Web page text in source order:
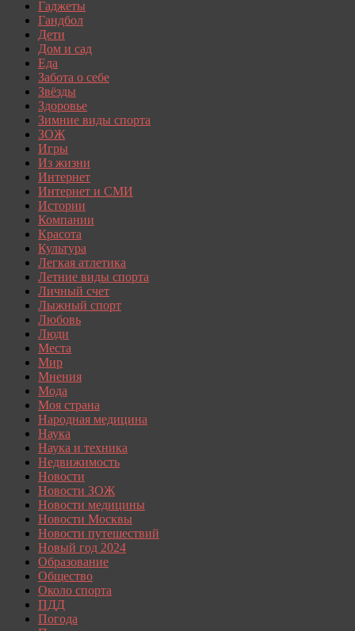
Гаджеты
Гандбол
Дети
Дом и сад
Еда
Забота о себе
Звёзды
Здоровье
Зимние виды спорта
ЗОЖ
Игры
Из жизни
Интернет
Интернет и СМИ
Истории
Компании
Красота
Культура
Легкая атлетика
Летние виды спорта
Личный счет
Лыжный спорт
Любовь
Люди
Места
Мир
Мнения
Мода
Моя страна
Народная медицина
Наука
Наука и техника
Недвижимость
Новости
Новости ЗОЖ
Новости медицины
Новости Москвы
Новости путешествий
Новый год 2024
Образование
Общество
Около спорта
ПДД
Погода